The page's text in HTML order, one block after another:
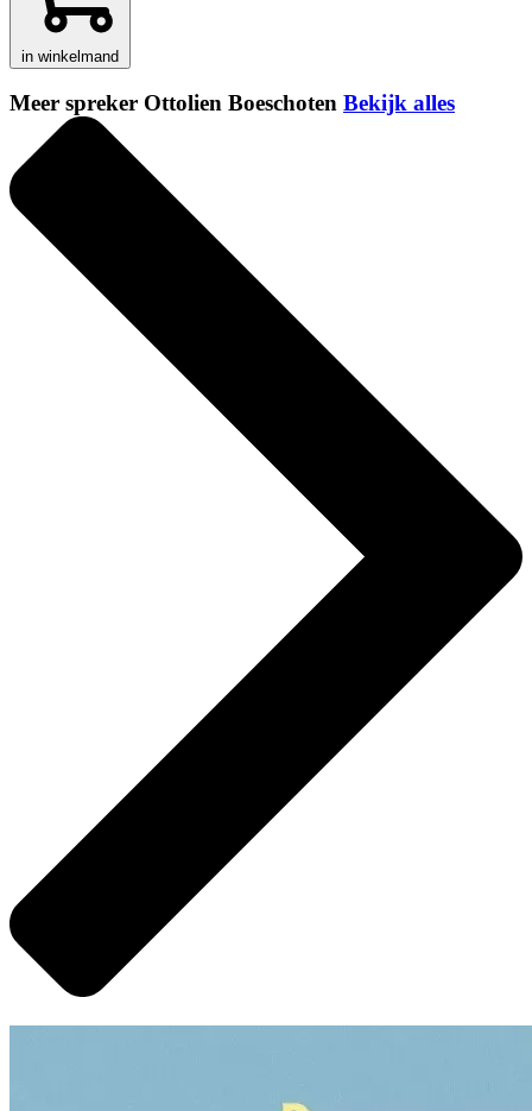
in winkelmand
Meer spreker Ottolien Boeschoten Bekijk alles